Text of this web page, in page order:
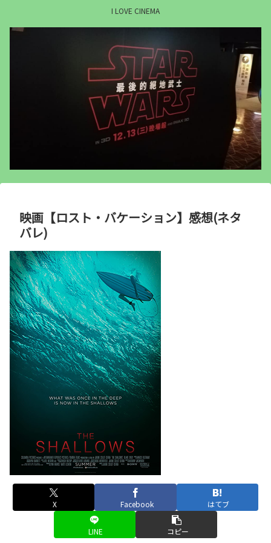
I LOVE CINEMA
映画【ロスト・バケーション】感想(ネタ
バレ)
X Facebook はてブ
LINE コピー